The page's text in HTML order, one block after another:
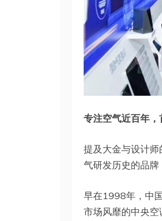
专注空气近百年
提及大金与设计师
气研发历史的品牌
早在1998年，中
市场风靡的中央